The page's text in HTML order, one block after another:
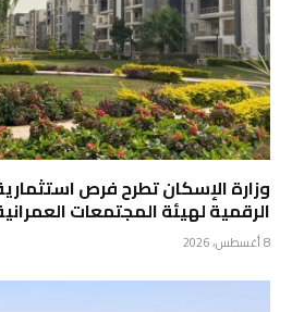
وزارة الإسكان تطرح فرص
الرقمية لهيئة المجتمعات
8 أغسطس، 2026